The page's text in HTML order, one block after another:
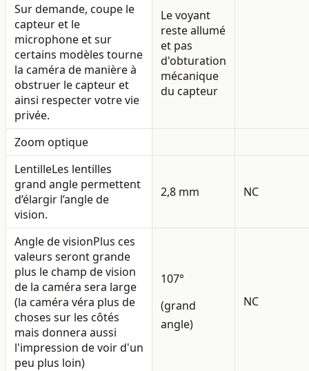
Sur demande, coupe le
capteur et le
microphone et sur
certains modèles tourne
la caméra de manière à
obstruer le capteur et
ainsi respecter votre vie
privée.
Le voyant
reste allumé
et pas
d'obturation
mécanique
du capteur
Zoom optique
LentilleLes lentilles
grand angle permettent
d’élargir l’angle de
vision.
2,8 mm NC
Angle de visionPlus ces
valeurs seront grande
plus le champ de vision
de la caméra sera large
(la caméra véra plus de
choses sur les côtés
mais donnera aussi
l'impression de voir d'un
peu plus loin)
107°
(grand
angle)
NC